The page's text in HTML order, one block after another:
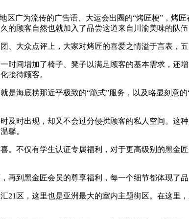
广为流传的广告语、大运会出圈的“烤匠梗”，烤
的顾客自然也就加入了品尝这道来自川渝美味的队伍
大众点评上，大家对烤匠的喜爱之情溢于言表，五
间增加了椅子、凳子以满足顾客的基本需求，还
接待顾客。
海底捞那近乎极致的“跪式”服务，以及略显刻意
时出现，却又不会过分侵扰顾客的私人空间。这
馨。
不仅有学生认证专属福利，对于更高级别的黑金
到黑金匠会员的尊享福利，每一个细节都体现了品
，这里也是亚洲最大的室内主题街区。在这里